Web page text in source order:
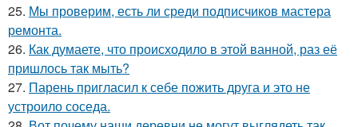
25. Мы проверим, есть ли среди подписчиков мастера
ремонта.
26. Как думаете, что происходило в этой ванной, раз её
пришлось так мыть?
27. Парень пригласил к себе пожить друга и это не
устроило соседа.